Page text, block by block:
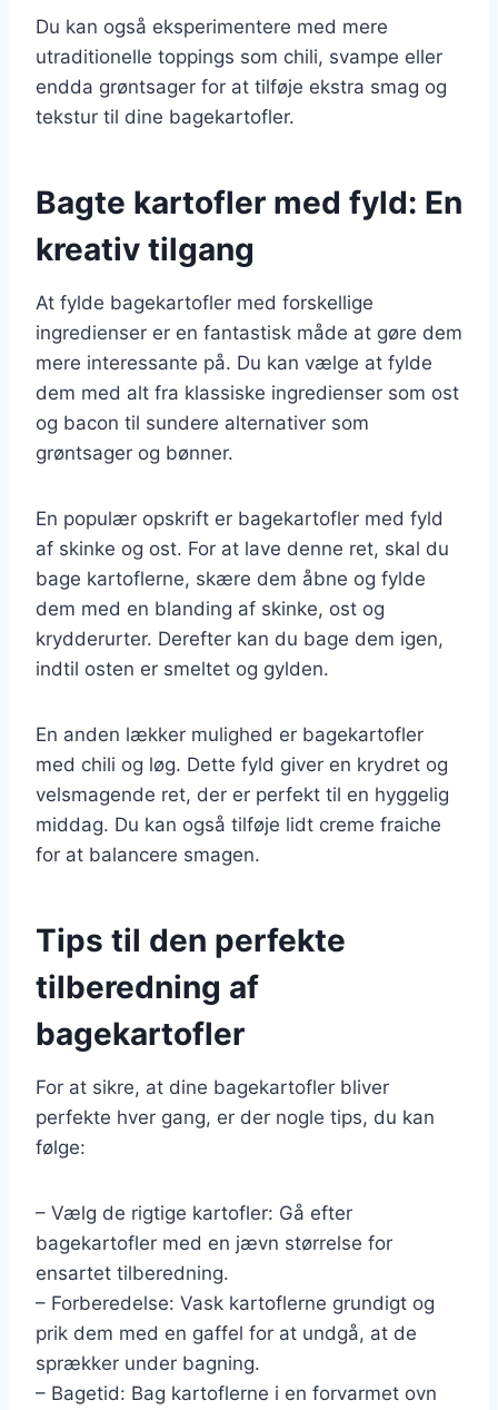
Du kan også eksperimentere med mere
utraditionelle toppings som chili, svampe eller
endda grøntsager for at tilføje ekstra smag og
tekstur til dine bagekartofler.
Bagte kartofler med fyld: En
kreativ tilgang
At fylde bagekartofler med forskellige
ingredienser er en fantastisk måde at gøre dem
mere interessante på. Du kan vælge at fylde
dem med alt fra klassiske ingredienser som ost
og bacon til sundere alternativer som
grøntsager og bønner.
En populær opskrift er bagekartofler med fyld
af skinke og ost. For at lave denne ret, skal du
bage kartoflerne, skære dem åbne og fylde
dem med en blanding af skinke, ost og
krydderurter. Derefter kan du bage dem igen,
indtil osten er smeltet og gylden.
En anden lækker mulighed er bagekartofler
med chili og løg. Dette fyld giver en krydret og
velsmagende ret, der er perfekt til en hyggelig
middag. Du kan også tilføje lidt creme fraiche
for at balancere smagen.
Tips til den perfekte
tilberedning af
bagekartofler
For at sikre, at dine bagekartofler bliver
perfekte hver gang, er der nogle tips, du kan
følge:
– Vælg de rigtige kartofler: Gå efter
bagekartofler med en jævn størrelse for
ensartet tilberedning.
– Forberedelse: Vask kartoflerne grundigt og
prik dem med en gaffel for at undgå, at de
sprækker under bagning.
– Bagetid: Bag kartoflerne i en forvarmet ovn